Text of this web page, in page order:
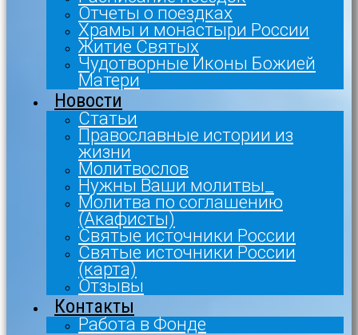
Отчеты о поездках
Храмы и монастыри России
Житие Святых
Чудотворные Иконы Божией
Матери
Новости
Статьи
Православные истории из
жизни
Молитвослов
Нужны Ваши молитвы_
Молитва по соглашению
(Акафисты)
Святые источники России
Святые источники России
(карта)
Отзывы
Контакты
Работа в Фонде